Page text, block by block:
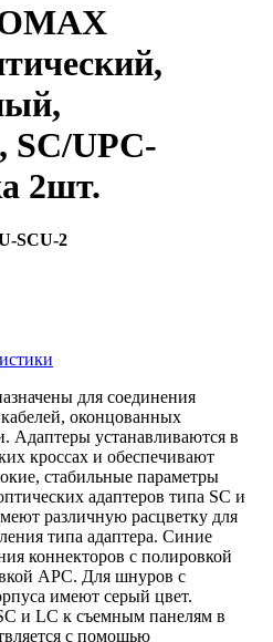
SC/UPC-
2шт.
SCU-2
для соединения
оконцованных
Адаптеры устанавливаются в
кроссах и обеспечивают
стабильные параметры
адаптеров типа SC и
различную расцветку для
типа адаптера. Синие
коннекторов с полировкой
APC. Для шнуров с
имеют серый цвет.
и LC к съемным панелям в
с помощью